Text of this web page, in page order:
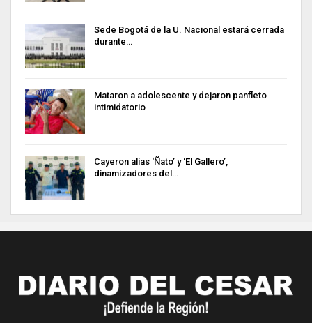
Sede Bogotá de la U. Nacional estará cerrada
durante…
Mataron a adolescente y dejaron panfleto
intimidatorio
Cayeron alias ‘Ñato’ y ‘El Gallero’,
dinamizadores del…